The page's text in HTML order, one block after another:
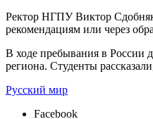
Ректор НГПУ Виктор
рекомендациям или через
В ходе пребывания в России
региона. Студенты
Русский мир
Facebook